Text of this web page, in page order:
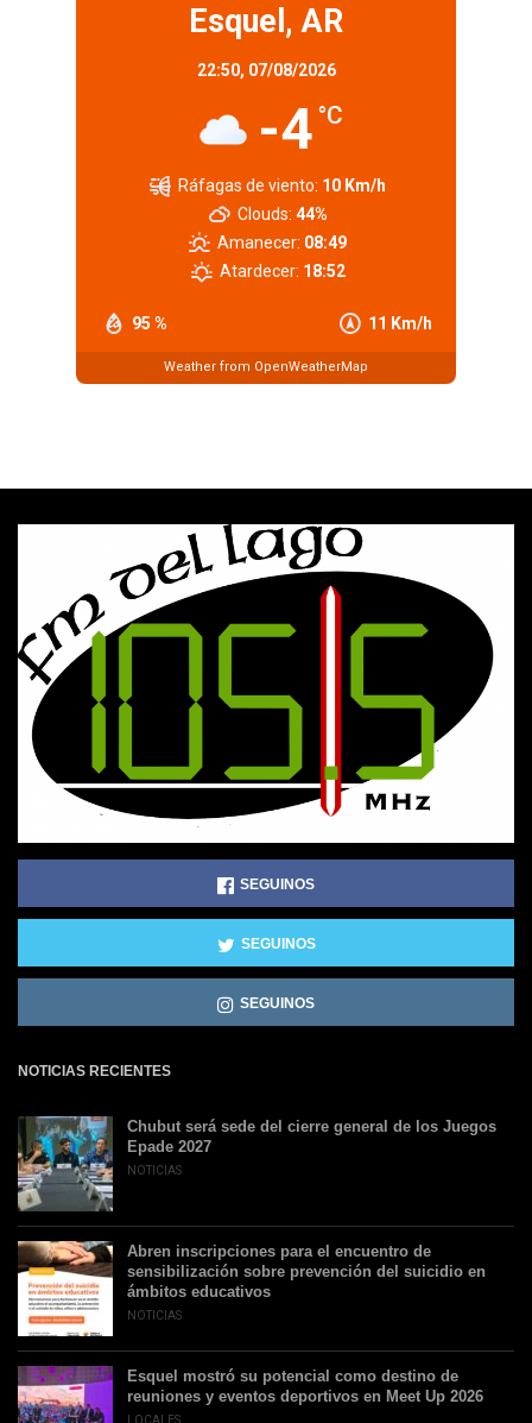
Esquel, AR
22:50, 07/08/2026
-4 °C
95 % 11 Km/h
Ráfagas de viento: 10 Km/h
Clouds: 44%
Amanecer: 08:49
Atardecer: 18:52
Weather from OpenWeatherMap
SEGUINOS
SEGUINOS
SEGUINOS
NOTICIAS RECIENTES
Chubut será sede del cierre general de los Juegos
Epade 2027
NOTICIAS
Abren inscripciones para el encuentro de
sensibilización sobre prevención del suicidio en
ámbitos educativos
NOTICIAS
Esquel mostró su potencial como destino de
reuniones y eventos deportivos en Meet Up 2026
LOCALES